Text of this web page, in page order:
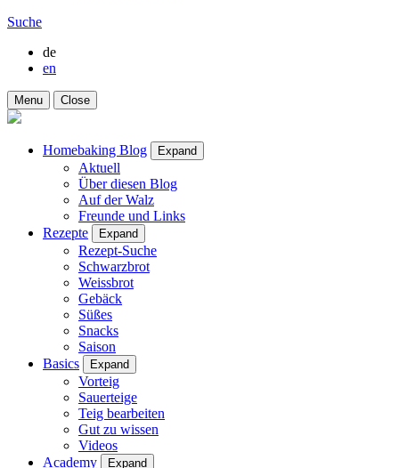
Suche
de
en
Menu Close
Homebaking Blog Expand
Aktuell
Über diesen Blog
Auf der Walz
Freunde und Links
Rezepte
Expand
Rezept-Suche
Schwarzbrot
Weissbrot
Gebäck
Süßes
Snacks
Saison
Basics
Expand
Vorteig
Sauerteige
Teig bearbeiten
Gut zu wissen
Videos
Academy
Expand